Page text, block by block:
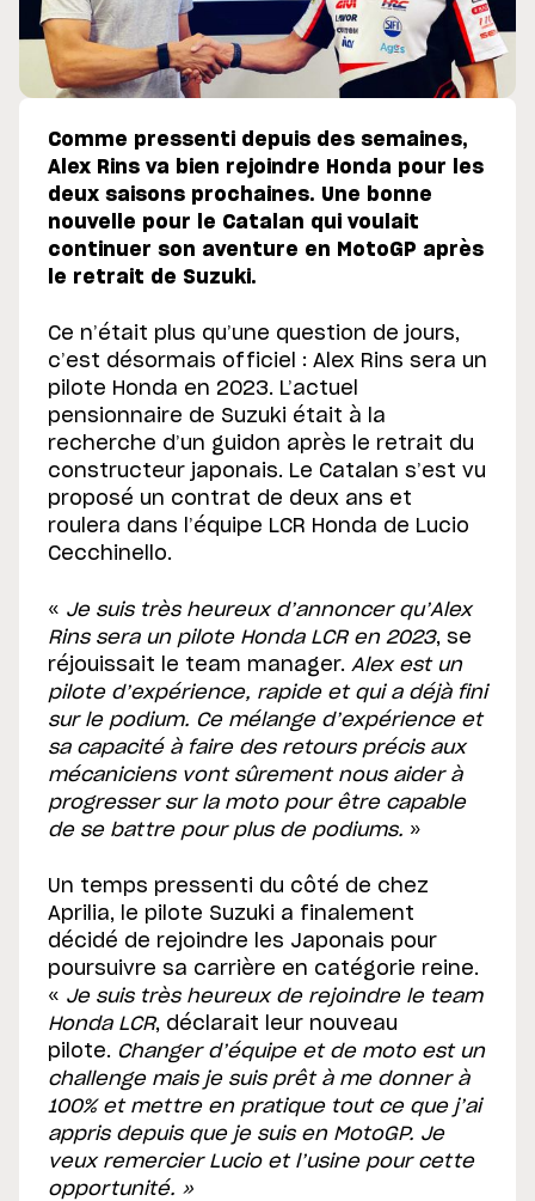
Comme pressenti depuis des semaines,
Alex Rins va bien rejoindre Honda pour les
deux saisons prochaines. Une bonne
nouvelle pour le Catalan qui voulait
continuer son aventure en MotoGP après
le retrait de Suzuki.
Ce n’était plus qu’une question de jours,
c’est désormais officiel : Alex Rins sera un
pilote Honda en 2023. L’actuel
pensionnaire de Suzuki était à la
recherche d’un guidon après le retrait du
constructeur japonais. Le Catalan s’est vu
proposé un contrat de deux ans et
roulera dans l’équipe LCR Honda de Lucio
Cecchinello.
« Je suis très heureux d’annoncer qu’Alex
Rins sera un pilote Honda LCR en 2023, se
réjouissait le team manager. Alex est un
pilote d’expérience, rapide et qui a déjà fini
sur le podium. Ce mélange d’expérience et
sa capacité à faire des retours précis aux
mécaniciens vont sûrement nous aider à
progresser sur la moto pour être capable
de se battre pour plus de podiums. »
Un temps pressenti du côté de chez
Aprilia, le pilote Suzuki a finalement
décidé de rejoindre les Japonais pour
poursuivre sa carrière en catégorie reine.
« Je suis très heureux de rejoindre le team
Honda LCR, déclarait leur nouveau
pilote. Changer d’équipe et de moto est un
challenge mais je suis prêt à me donner à
100% et mettre en pratique tout ce que j’ai
appris depuis que je suis en MotoGP. Je
veux remercier Lucio et l’usine pour cette
opportunité. »